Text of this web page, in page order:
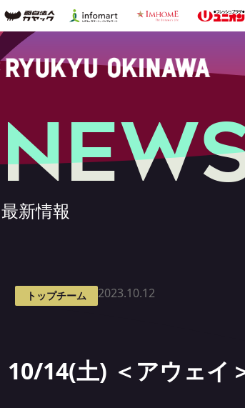
最新情報
トップチーム 2023.10.12
10/14(土) ＜アウェイ